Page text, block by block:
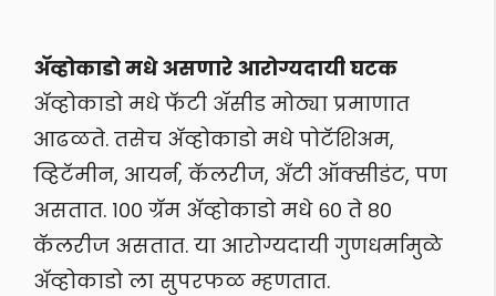
अ‍ॅव्होकाडो मधे असणारे आरोग्यदायी घटक
अ‍ॅव्होकाडो मधे फॅटी ॲसीड मोठ्या प्रमाणात
आढळते. तसेच अ‍ॅव्होकाडो मधे पोटॅशिअम,
व्हिटॅमीन, आयर्न, कॅलरीज, अँटी ऑक्सीडंट, पण
असतात. १०० ग्रॅम अ‍ॅव्होकाडो मधे ६० ते ८०
कॅलरीज असतात. या आरोग्यदायी गुणधर्मामुळे
अ‍ॅव्होकाडो ला सुपरफळ म्हणतात.